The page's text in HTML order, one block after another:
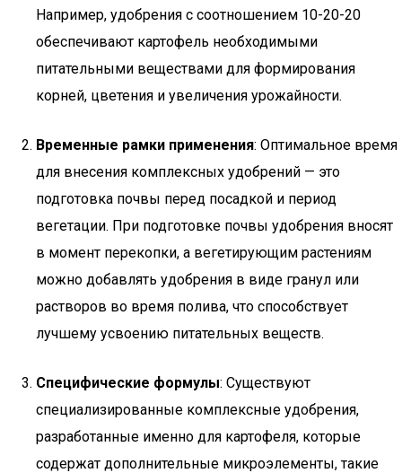
Например, удобрения с соотношением 10-20-20
обеспечивают картофель необходимыми
питательными веществами для формирования
корней, цветения и увеличения урожайности.
Временные рамки применения: Оптимальное время
для внесения комплексных удобрений — это
подготовка почвы перед посадкой и период
вегетации. При подготовке почвы удобрения вносят
в момент перекопки, а вегетирующим растениям
можно добавлять удобрения в виде гранул или
растворов во время полива, что способствует
лучшему усвоению питательных веществ.
Специфические формулы: Существуют
специализированные комплексные удобрения,
разработанные именно для картофеля, которые
содержат дополнительные микроэлементы, такие